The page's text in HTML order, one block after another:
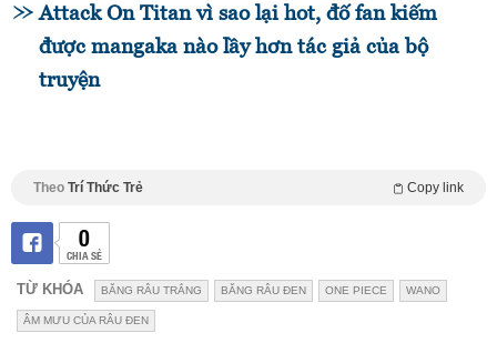
Attack On Titan vì sao lại hot, đố fan kiếm
được mangaka nào lầy hơn tác giả của bộ
truyện
Theo Trí Thức Trẻ Copy link
0
CHIA SẺ
TỪ KHÓA BĂNG RÂU TRẮNG BĂNG RÂU ĐEN ONE PIECE WANO
ÂM MƯU CỦA RÂU ĐEN